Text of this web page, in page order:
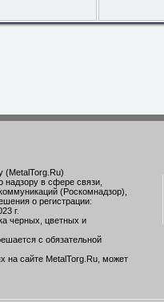
(MetalTorg.Ru)
надзору в сфере связи,
(Роскомнадзор),
о регистрации:
г.
черных, цветных и
с обязательной
на сайте MetalTorg.Ru, может